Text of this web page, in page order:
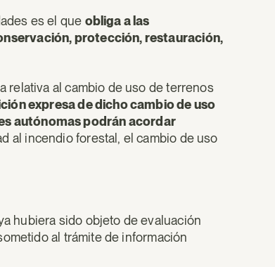
es el que obliga a las
protección, restauración,
relativa al cambio de uso de terrenos
expresa de dicho cambio de uso
autónomas podrán acordar
al incendio forestal, el cambio de uso
hubiera sido objeto de evaluación
al trámite de información